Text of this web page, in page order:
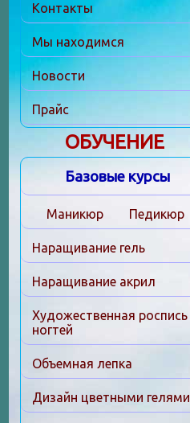
Контакты
Мы находимся
Новости
Прайс
ОБУЧЕНИЕ
Базовые курсы
Маникюр Педикюр
Наращивание гель
Наращивание акрил
Художественная роспись
ногтей
Объемная лепка
Дизайн цветными гелями